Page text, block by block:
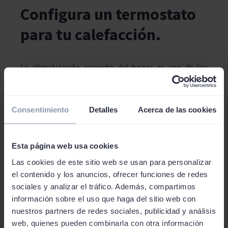
Consentimiento Detalles Acerca de las cookies
Esta página web usa cookies
Las cookies de este sitio web se usan para personalizar
el contenido y los anuncios, ofrecer funciones de redes
sociales y analizar el tráfico. Además, compartimos
información sobre el uso que haga del sitio web con
nuestros partners de redes sociales, publicidad y análisis
web, quienes pueden combinarla con otra información
Configura un termostato
para tu calefacción.
La climatización correcta del hogar es uno de los
temas que más puede afectar al presupuesto, y por
temperatura de unos 19 a 21 grados, suficiente para
estar muy bien con algo de ropa en lugar de en
grado supone un incremento del 7% de energía y el
consecuente gasto. Durante la noche para dormir, con
mantener 15-16 grados es suficiente. Siempre puedes
tener un edredón de plumas que no permitirá que
pases frío y dormirás caliente mientras ahorras.